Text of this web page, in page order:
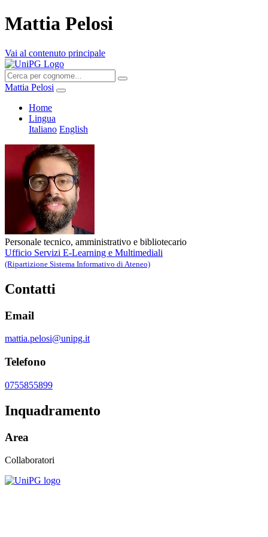
Mattia Pelosi
Vai al contenuto principale
Mattia Pelosi
Home
Lingua
Italiano English
Personale tecnico, amministrativo e bibliotecario
Ufficio Servizi E-Learning e Multimediali
(Ripartizione Sistema Informativo di Ateneo)
Contatti
Email
mattia.pelosi@unipg.it
Telefono
0755855899
Inquadramento
Area
Collaboratori